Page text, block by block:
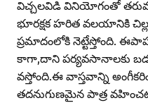
విచ్చలవిడి వినియోగంతో
భూరక్షక హరిత వలయానికి
ప్రమాదంలోకి నెట్టేస్తోంది.
కాగా,దాని పర్యవసానాలకు
వస్తోంది.ఈ వాస్తవాన్ని
తదనుగుణమైన పాత్ర